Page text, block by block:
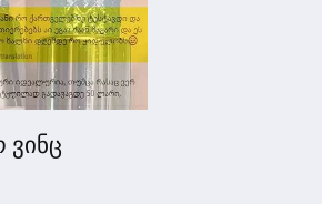
ვინც